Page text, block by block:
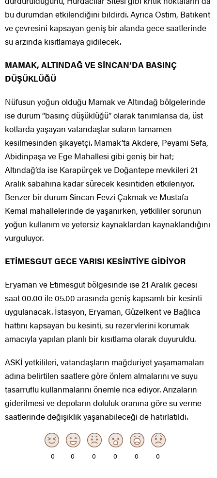
bu durumdan etkilendiğini bildirdi. Ayrıca Ostim, Batıkent
ve çevresini kapsayan geniş bir alanda gece saatlerinde
su arzında kısıtlamaya gidilecek.
MAMAK, ALTINDAĞ VE SİNCAN’DA BASINÇ
DÜŞÜKLÜĞÜ
Nüfusun yoğun olduğu Mamak ve Altındağ bölgelerinde
ise durum “basınç düşüklüğü” olarak tanımlansa da, üst
kotlarda yaşayan vatandaşlar suların tamamen
kesilmesinden şikayetçi. Mamak’ta Akdere, Peyami Sefa,
Abidinpaşa ve Ege Mahallesi gibi geniş bir hat;
Altındağ’da ise Karapürçek ve Doğantepe mevkileri 21
Aralık sabahına kadar sürecek kesintiden etkileniyor.
Benzer bir durum Sincan Fevzi Çakmak ve Mustafa
Kemal mahallelerinde de yaşanırken, yetkililer sorunun
yoğun kullanım ve yetersiz kaynaklardan kaynaklandığını
vurguluyor.
ETİMESGUT GECE YARISI KESİNTİYE GİDİYOR
Eryaman ve Etimesgut bölgesinde ise 21 Aralık gecesi
saat 00.00 ile 05.00 arasında geniş kapsamlı bir kesinti
uygulanacak. İstasyon, Eryaman, Güzelkent ve Bağlıca
hattını kapsayan bu kesinti, su rezervlerini korumak
amacıyla yapılan planlı bir kısıtlama olarak duyuruldu.
ASKİ yetkilileri, vatandaşların mağduriyet yaşamamaları
adına belirtilen saatlere göre önlem almalarını ve suyu
tasarruflu kullanmalarını önemle rica ediyor. Arızaların
giderilmesi ve depoların doluluk oranına göre su verme
saatlerinde değişiklik yaşanabileceği de hatırlatıldı.
0 0 0 0 0 0